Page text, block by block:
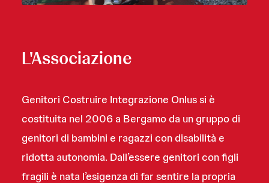
L'Associazione
Genitori Costruire Integrazione Onlus si è
costituita nel 2006 a Bergamo da un gruppo di
genitori di bambini e ragazzi con disabilità e
ridotta autonomia. Dall’essere genitori con figli
fragili è nata l’esigenza di far sentire la propria